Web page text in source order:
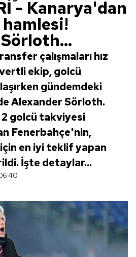
- Kanarya'dan
çalışmaları hız
ekip, golcü
gündemdeki
Alexander Sörloth.
2 golcü takviyesi
Fenerbahçe'nin,
en iyi teklif yapan
İşte detaylar...